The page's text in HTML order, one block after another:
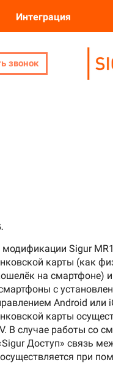
Интеграция
звонок
Sigur
карты (как
на смартфоне)
с
Android или
карты
В случае работы со
Доступ» связь
при